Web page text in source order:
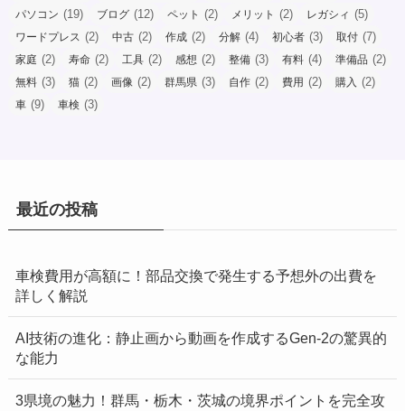
パソコン (19) ブログ (12) ペット (2) メリット (2) レガシィ (5)
ワードプレス (2) 中古 (2) 作成 (2) 分解 (4) 初心者 (3) 取付 (7)
家庭 (2) 寿命 (2) 工具 (2) 感想 (2) 整備 (3) 有料 (4) 準備品 (2)
無料 (3) 猫 (2) 画像 (2) 群馬県 (3) 自作 (2) 費用 (2) 購入 (2)
車 (9) 車検 (3)
最近の投稿
車検費用が高額に！部品交換で発生する予想外の出費を
詳しく解説
AI技術の進化：静止画から動画を作成するGen-2の驚異的
な能力
3県境の魅力！群馬・栃木・茨城の境界ポイントを完全攻